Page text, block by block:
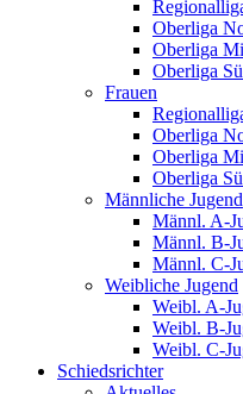
Oberliga
Oberliga
Oberliga
Frauen
Oberliga
Oberliga
Oberliga
Männliche Jugend
Männl. A-
Männl. B-
Männl. C-
Weibliche Jugend
Weibl. A-
Weibl. B-
Weibl. C-
Schiedsrichter